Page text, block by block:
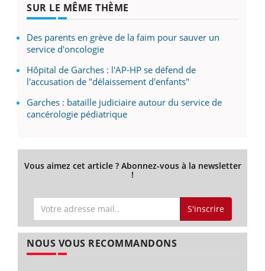
SUR LE MÊME THÈME
Des parents en grève de la faim pour sauver un
service d'oncologie
Hôpital de Garches : l'AP-HP se défend de
l'accusation de "délaissement d'enfants"
Garches : bataille judiciaire autour du service de
cancérologie pédiatrique
Vous aimez cet article ? Abonnez-vous à la newsletter
!
S'inscrire
NOUS VOUS RECOMMANDONS